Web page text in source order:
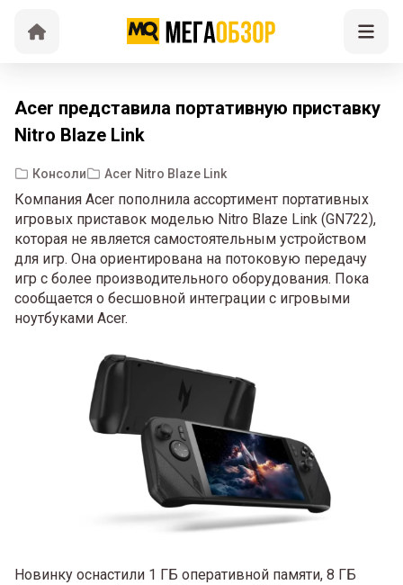
Acer представила портативную приставку
Nitro Blaze Link
Консоли Acer Nitro Blaze Link
Компания Acer пополнила ассортимент портативных
игровых приставок моделью Nitro Blaze Link (GN722),
которая не является самостоятельным устройством
для игр. Она ориентирована на потоковую передачу
игр с более производительного оборудования. Пока
сообщается о бесшовной интеграции с игровыми
ноутбуками Acer.
Новинку оснастили 1 ГБ оперативной памяти, 8 ГБ